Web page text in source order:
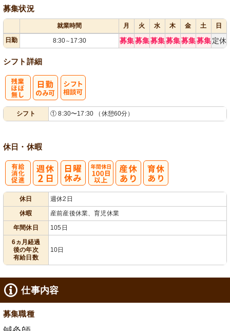
募集状況
就業時間 月 火 水 木 金 土
日
日勤
8:30～ 17:30 募集募集募集募集募集募集 定休
シフト詳細
シフト ① 8:30〜17:30 （休憩60分）
休日・休暇
休日
週休2日
休暇
産前産後休業、育児休業
年間休日
105日
6ヵ月経過
後の年次
有給日数
10日
仕事内容
募集職種